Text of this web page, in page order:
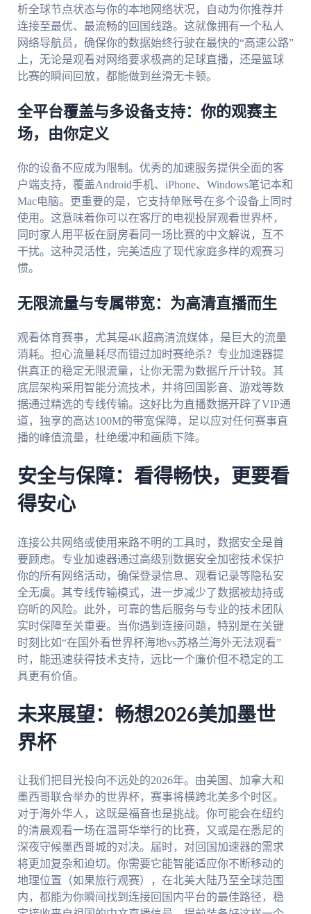
析全球节点状态与你的本地网络状况，自动为你推荐并
连接至最优、最流畅的回国线路。这就像拥有一个私人
网络导航员，确保你的数据始终行驶在最快的“高速公路”
上，无论是观看对网络要求极高的足球直播，还是篮球
比赛的瞬间回放，都能做到丝滑无卡顿。
全平台覆盖与多设备支持：你的观赛主
场，由你定义
你的设备不应成为限制。优秀的加速服务提供全面的客
户端支持，覆盖Android手机、iPhone、Windows笔记本和
Mac电脑。更重要的是，它支持单账号在多个设备上同时
使用。这意味着你可以在客厅的电视投屏观看世界杯，
同时家人用平板在厨房看同一场比赛的中文解说，互不
干扰。这种灵活性，完美适应了现代家庭多样的观赛习
惯。
无限流量与专属带宽：为高清直播而生
观看体育赛事，尤其是4K超高清流媒体，是巨大的流量
消耗。担心流量耗尽而错过加时赛绝杀？专业加速器提
供真正的稳定无限流量，让你无需为数据斤斤计较。其
底层架构采用智能分流技术，并将回国影音、游戏等数
据通过精选的专线传输。这好比为直播数据开辟了VIP通
道，独享的高达100M的带宽保障，足以应对任何赛事直
播的峰值流量，杜绝缓冲和画质下降。
安全与保障：看得畅快，更要看
得安心
连接公共网络或使用来路不明的工具时，数据安全是首
要顾虑。专业加速器通过高级别数据安全加密技术保护
你的所有网络活动，确保登录信息、观看记录等隐私安
全无虞。其专线传输模式，进一步减少了数据被劫持或
窃听的风险。此外，可靠的售后服务与专业的技术团队
实时保障至关重要。当你遇到连接问题，特别是在关键
时刻比如“在国外看世界杯海地vs苏格兰海外无法观看”
时，能迅速获得技术支持，远比一个廉价但不稳定的工
具更有价值。
未来展望：畅想2026美加墨世
界杯
让我们把目光投向不远处的2026年。由美国、加拿大和
墨西哥联合举办的世界杯，赛事将横跨北美多个时区。
对于海外华人，这既是福音也是挑战。你可能会在纽约
的清晨观看一场在温哥华举行的比赛，又或是在悉尼的
深夜守候墨西哥城的对决。届时，对回国加速器的需求
将更加复杂和迫切。你需要它能智能适应你不断移动的
地理位置（如果旅行观赛），在北美大陆乃至全球范围
内，都能为你瞬间找到连接回国内平台的最佳路径，稳